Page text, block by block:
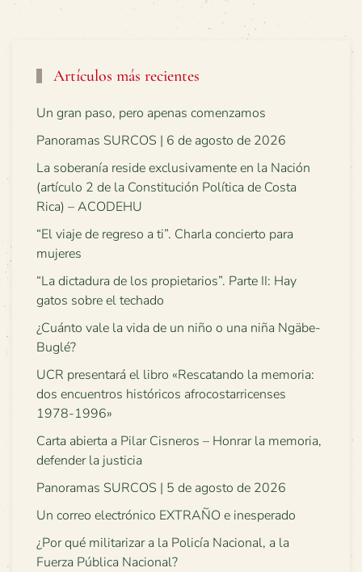
Artículos más recientes
Un gran paso, pero apenas comenzamos
Panoramas SURCOS | 6 de agosto de 2026
La soberanía reside exclusivamente en la Nación
(artículo 2 de la Constitución Política de Costa
Rica) – ACODEHU
“El viaje de regreso a ti”. Charla concierto para
mujeres
“La dictadura de los propietarios”. Parte II: Hay
gatos sobre el techado
¿Cuánto vale la vida de un niño o una niña Ngäbe-
Buglé?
UCR presentará el libro «Rescatando la memoria:
dos encuentros históricos afrocostarricenses
1978-1996»
Carta abierta a Pilar Cisneros – Honrar la memoria,
defender la justicia
Panoramas SURCOS | 5 de agosto de 2026
Un correo electrónico EXTRAÑO e inesperado
¿Por qué militarizar a la Policía Nacional, a la
Fuerza Pública Nacional?